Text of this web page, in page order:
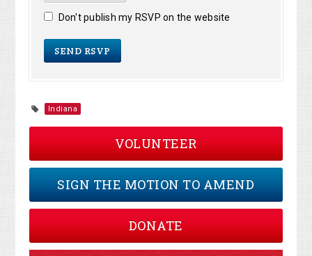
Don't publish my RSVP on the website
Indiana
VOLUNTEER
SIGN THE MOTION TO AMEND
DONATE